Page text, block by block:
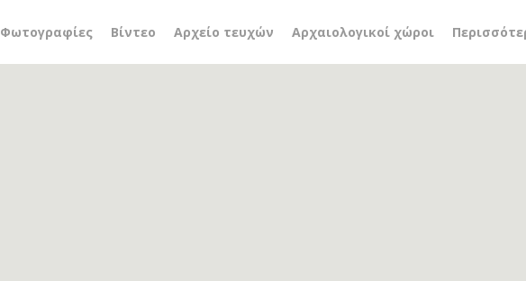
Φωτογραφίες Βίντεο Αρχείο τευχών Αρχαιολογικοί χώροι
σύμβολα της παλμύρας